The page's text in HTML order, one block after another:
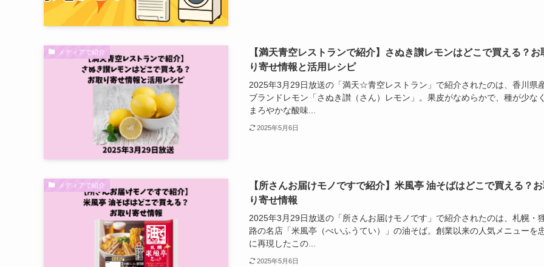
メディアで紹介
【満天青空レストランで紹介】さぬき讃レモンはどこで買える？お
り寄せ情報と活用レシピ
2025年3月29日放送の「満天☆青空レストラン」で紹介されたのは、香川県
ブランドレモン「さぬき讃（さん）レモン」。果皮がなめらかで、種が少なく
まろやかな酸味...
2025年5月6日
メディアで紹介
【所さんお届けモノですで紹介】米風亭 油そばはどこで買える？
り寄せ情報
2025年3月29日放送の「所さんお届けモノです」で紹介されたのは、札幌・
路の名店「米風亭（べいふうてい）」の油そば。創業以来の人気メニューを
に再現したこの...
2025年5月6日